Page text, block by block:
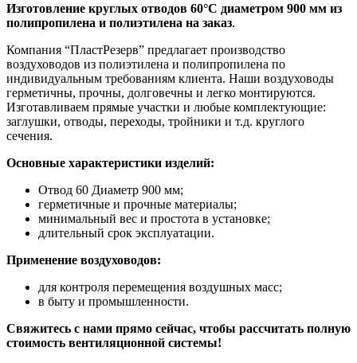
Изготовление круглых отводов 60°С диаметром 900 мм из
полипропилена и полиэтилена на заказ.
Компания “ПластРезерв” предлагает производство
воздуховодов из полиэтилена и полипропилена по
индивидуальным требованиям клиента. Наши воздуховоды
герметичны, прочны, долговечны и легко монтируются.
Изготавливаем прямые участки и любые комплектующие:
заглушки, отводы, переходы, тройники и т.д. круглого
сечения.
Основные характеристики изделий:
Отвод 60 Диаметр 900 мм;
герметичные и прочные материалы;
минимальный вес и простота в установке;
длительный срок эксплуатации.
Применение воздуховодов:
для контроля перемещения воздушных масс;
в быту и промышленности.
Свяжитесь с нами прямо сейчас, чтобы рассчитать полную
стоимость вентиляционной системы!